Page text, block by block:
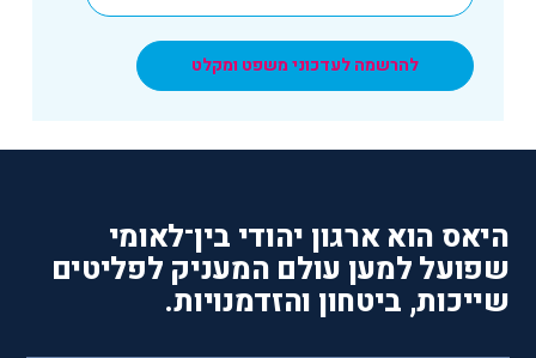
להרשמה לעדכוני משפט ומקלט
היאס הוא ארגון יהודי בין־לאומי
שפועל למען עולם המעניק לפליטים
שייכות, ביטחון והזדמנויות.